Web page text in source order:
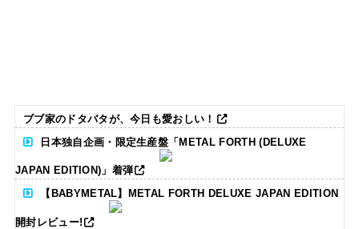
ブブ家のドタバタが、今日も愛おしい！
日本独自企画・限定生産盤「METAL FORTH (DELUXE
JAPAN EDITION)」着弾
【BABYMETAL】METAL FORTH DELUXE JAPAN EDITION
開封レビュー!